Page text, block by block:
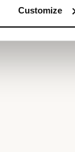
Customize
et en
Coloris